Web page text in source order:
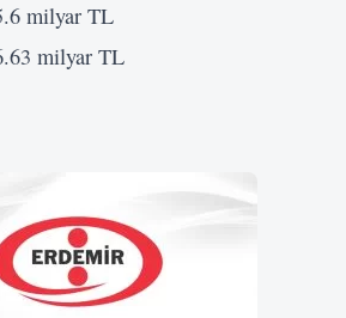
milyar TL
milyar TL